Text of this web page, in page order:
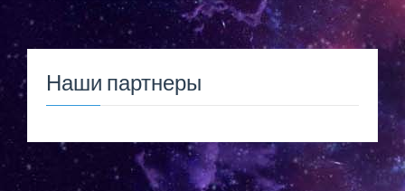
Наши партнеры